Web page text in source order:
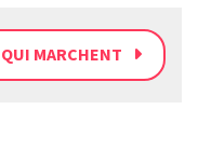
MARCHENT